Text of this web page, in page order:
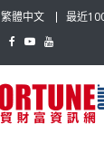
繁體中文 最近